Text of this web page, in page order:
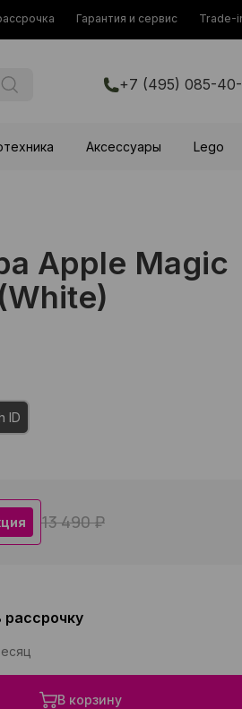
Гарантия и сервис Trade-
+7 (495) 085-
Аксессуары Lego
Apple Magic
ID
13 490 ₽
В корзину